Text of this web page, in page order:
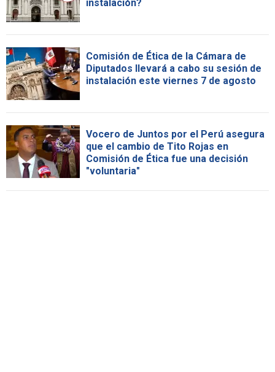
instalación?
Comisión de Ética de la Cámara de
Diputados llevará a cabo su sesión de
instalación este viernes 7 de agosto
Vocero de Juntos por el Perú asegura
que el cambio de Tito Rojas en
Comisión de Ética fue una decisión
"voluntaria"